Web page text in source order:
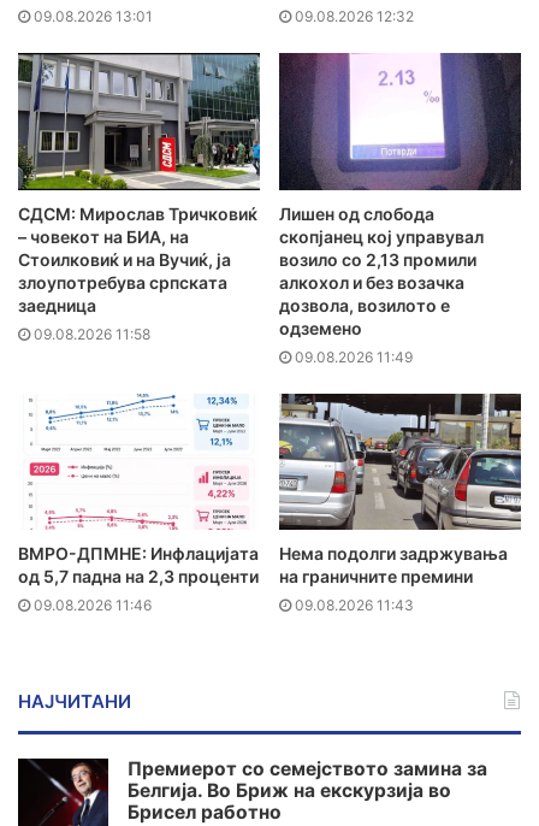
09.08.2026 13:01 09.08.2026 12:32
СДСМ: Мирослав Тричковиќ
– човекот на БИА, на
Стоилковиќ и на Вучиќ, ја
злоупотребува српската
заедница
09.08.2026 11:58
Лишен од слобода
скопјанец кој управувал
возило со 2,13 промили
алкохол и без возачка
дозвола, возилото е
одземено
09.08.2026 11:49
ВМРО-ДПМНЕ: Инфлацијата
од 5,7 падна на 2,3 проценти
09.08.2026 11:46
Нема подолги задржувања
на граничните премини
09.08.2026 11:43
НАЈЧИТАНИ
Премиерот со семејството замина за
Белгија. Во Бриж на екскурзија во
Брисел работно